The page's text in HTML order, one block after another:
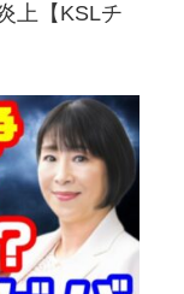
上【KSLチ